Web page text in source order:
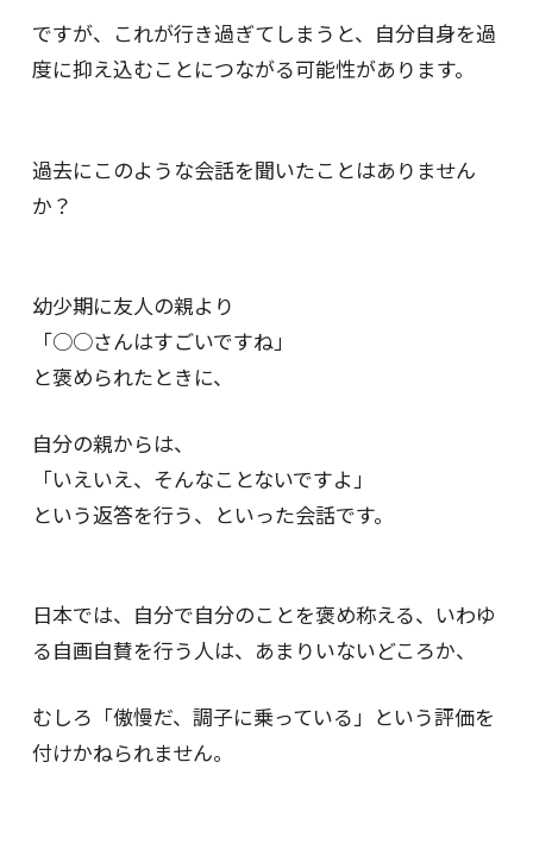
ですが、これが行き過ぎてしまうと、自分自身を過
度に抑え込むことにつながる可能性があります。
過去にこのような会話を聞いたことはありません
か？
幼少期に友人の親より
「○○さんはすごいですね」
と褒められたときに、
自分の親からは、
「いえいえ、そんなことないですよ」
という返答を行う、といった会話です。
日本では、自分で自分のことを褒め称える、いわゆ
る自画自賛を行う人は、あまりいないどころか、
むしろ「傲慢だ、調子に乗っている」という評価を
付けかねられません。